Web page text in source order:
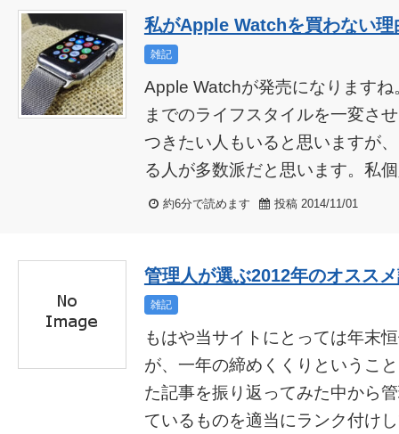
私がApple Watchを買わない理
雑記
Apple Watchが発売になります
までのライフスタイルを一変さ
つきたい人もいると思いますが
る人が多数派だと思います。私
約6分で読めます 投稿 2014/11/01
管理人が選ぶ2012年のオスス
雑記
もはや当サイトにとっては年末
が、一年の締めくくりというこ
た記事を振り返ってみた中から
ているものを適当にランク付け